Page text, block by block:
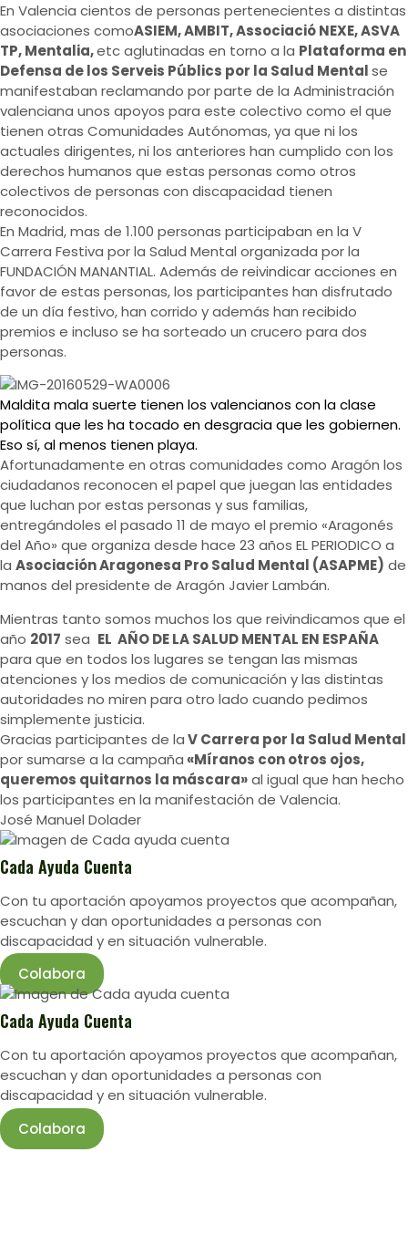
En Valencia cientos de personas pertenecientes a distintas
asociaciones comoASIEM, AMBIT, Associació NEXE, ASVA
TP, Mentalia,etc aglutinadas en torno a la Plataforma en
Defensa de los Serveis Públics por la Salud Mentalse
manifestaban reclamando por parte de la Administración
valenciana unos apoyos para este colectivo como el que
tienen otras Comunidades Autónomas, ya que ni los
actuales dirigentes, ni los anteriores han cumplido con los
derechos humanos que estas personas como otros
colectivos de personas con discapacidad tienen
reconocidos.
En Madrid, mas de 1.100 personas participaban en la V
Carrera Festiva por la Salud Mental organizada por la
FUNDACIÓN MANANTIAL. Además de reivindicar acciones en
favor de estas personas, los participantes han disfrutado
de un día festivo, han corrido y además han recibido
premios e incluso se ha sorteado un crucero para dos
personas.
Maldita mala suerte tienen los valencianos con la clase
política que les ha tocado en desgracia que les gobiernen.
Eso sí, al menos tienen playa.
Afortunadamente en otras comunidades como Aragón los
ciudadanos reconocen el papel que juegan las entidades
que luchan por estas personas y sus familias,
entregándoles el pasado 11 de mayo el premio «Aragonés
del Año» que organiza desde hace 23 años EL PERIODICO a
la Asociación Aragonesa Pro Salud Mental (ASAPME) de
manos del presidente de Aragón Javier Lambán.
Mientras tanto somos muchos los que reivindicamos que el
año 2017 sea EL AÑO DE LA SALUD MENTAL EN ESPAÑA
para que en todos los lugares se tengan las mismas
atenciones y los medios de comunicación y las distintas
autoridades no miren para otro lado cuando pedimos
simplemente justicia.
Gracias participantes de laV Carrera por la Salud Mental
por sumarse a la campaña «Míranos con otros ojos,
queremos quitarnos la máscara»al igual que han hecho
los participantes en la manifestación de Valencia.
José Manuel Dolader
Cada Ayuda Cuenta
Con tu aportación apoyamos proyectos que acompañan,
escuchan y dan oportunidades a personas con
discapacidad y en situación vulnerable.
Colabora
Cada Ayuda Cuenta
Con tu aportación apoyamos proyectos que acompañan,
escuchan y dan oportunidades a personas con
discapacidad y en situación vulnerable.
Colabora